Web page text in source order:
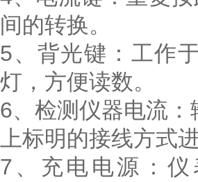
间的转换。
5、背光键：工作
灯，方便读数。
6、检测仪器电流
上标明的接线方式
7、充电电源：